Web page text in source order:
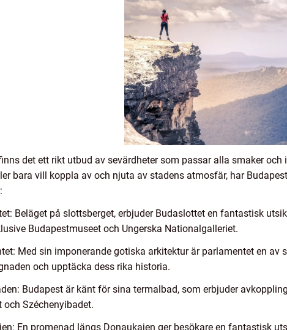
det ett rikt utbud av sevärdheter som passar alla smaker
bara vill koppla av och njuta av stadens atmosfär, har
Beläget på slottsberget, erbjuder Budaslottet en fantastisk
Budapestmuseet och Ungerska Nationalgalleriet.
Med sin imponerande gotiska arkitektur är parlamentet en
och upptäcka dess rika historia.
Budapest är känt för sina termalbad, som erbjuder
och Széchenyibadet.
En promenad längs Donaukajen ger besökare en fantastisk